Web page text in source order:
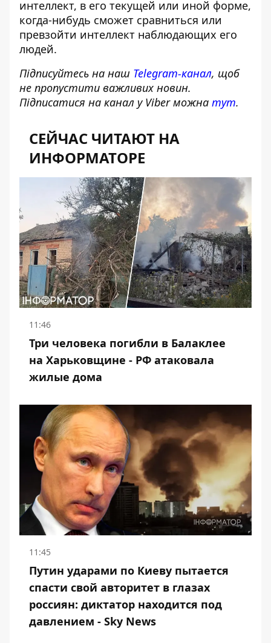
интеллект, в его текущей или иной форме,
когда-нибудь сможет сравниться или
превзойти интеллект наблюдающих его
людей.
Підписуйтесь на наш Telegram-канал, щоб
не пропустити важливих новин.
Підписатися на канал у Viber можна тут.
СЕЙЧАС ЧИТАЮТ НА
ИНФОРМАТОРЕ
11:46
Три человека погибли в Балаклее
на Харьковщине - РФ атаковала
жилые дома
11:45
Путин ударами по Киеву пытается
спасти свой авторитет в глазах
россиян: диктатор находится под
давлением - Sky News